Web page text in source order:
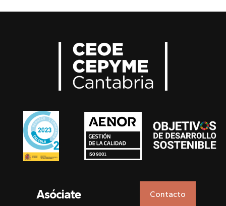
Asóciate Contacto